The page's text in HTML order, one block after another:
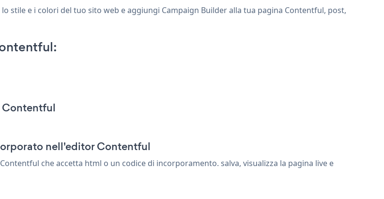
stile e i colori del tuo sito web e aggiungi Campaign Builder alla tua pagina Contentful, post,
nell'editor Contentful
che accetta html o un codice di incorporamento. salva, visualizza la pagina live e